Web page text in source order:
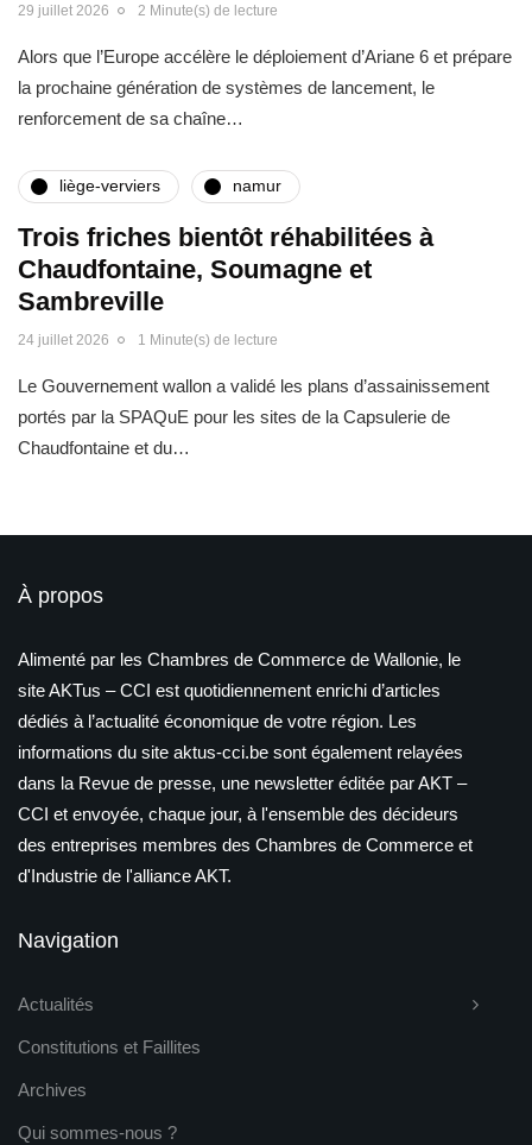
29 juillet 2026 2 Minute(s) de lecture
Alors que l’Europe accélère le déploiement d’Ariane 6 et prépare
la prochaine génération de systèmes de lancement, le
renforcement de sa chaîne…
liège-verviers namur
Trois friches bientôt réhabilitées à
Chaudfontaine, Soumagne et
Sambreville
24 juillet 2026 1 Minute(s) de lecture
Le Gouvernement wallon a validé les plans d’assainissement
portés par la SPAQuE pour les sites de la Capsulerie de
Chaudfontaine et du…
À propos
Alimenté par les Chambres de Commerce de Wallonie, le
site AKTus – CCI est quotidiennement enrichi d’articles
dédiés à l’actualité économique de votre région. Les
informations du site aktus-cci.be sont également relayées
dans la Revue de presse, une newsletter éditée par AKT –
CCI et envoyée, chaque jour, à l'ensemble des décideurs
des entreprises membres des Chambres de Commerce et
d'Industrie de l'alliance AKT.
Navigation
Actualités
Constitutions et Faillites
Archives
Qui sommes-nous ?